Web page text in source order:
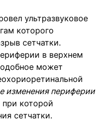
ультразвуковое
которого
сетчатки.
в верхнем
может
изменения периферии
при которой
сетчатки.